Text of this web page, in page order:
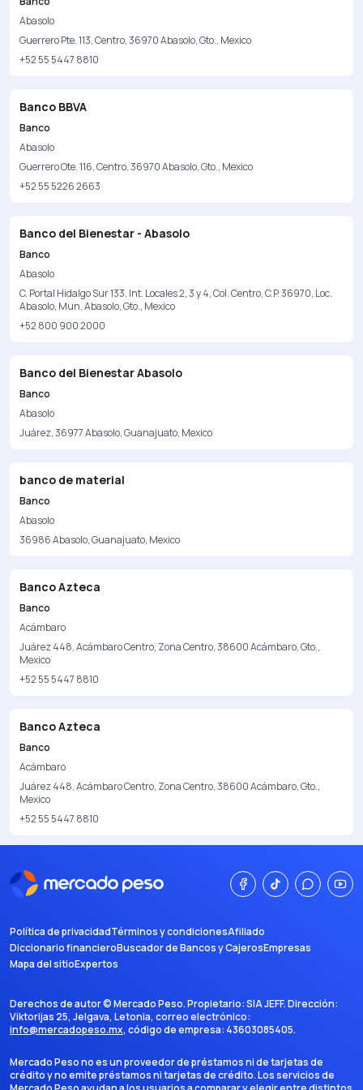
Abasolo
Guerrero Pte. 113, Centro, 36970 Abasolo, Gto., Mexico
+52 55 5447 8810
Banco BBVA
Banco
Abasolo
Guerrero Ote. 116, Centro, 36970 Abasolo, Gto., Mexico
+52 55 5226 2663
Banco del Bienestar - Abasolo
Banco
Abasolo
C. Portal Hidalgo Sur 133, Int. Locales 2, 3 y 4, Col. Centro, C.P. 36970, Loc.
Abasolo, Mun, Abasolo, Gto., Mexico
+52 800 900 2000
Banco del Bienestar Abasolo
Banco
Abasolo
Juárez, 36977 Abasolo, Guanajuato, Mexico
banco de material
Banco
Abasolo
36986 Abasolo, Guanajuato, Mexico
Banco Azteca
Banco
Acámbaro
Juárez 448, Acámbaro Centro, Zona Centro, 38600 Acámbaro, Gto.,
Mexico
+52 55 5447 8810
Banco Azteca
Banco
Acámbaro
Juárez 448, Acámbaro Centro, Zona Centro, 38600 Acámbaro, Gto.,
Mexico
+52 55 5447 8810
Política de privacidadTérminos y condicionesAfiliado
Diccionario financieroBuscador de Bancos y CajerosEmpresas
Mapa del sitioExpertos
Derechos de autor ©Mercado Peso. Propietario:SIA JEFF. Dirección:
Viktorijas 25, Jelgava, Letonia, correo electrónico:
info@mercadopeso.mx, código de empresa: 43603085405.
Mercado Peso no es un proveedor de préstamos ni de tarjetas de
crédito y no emite préstamos ni tarjetas de crédito. Los servicios de